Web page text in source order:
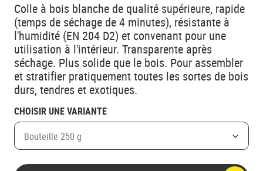
Colle à bois blanche de qualité supérieure, rapide
(temps de séchage de 4 minutes), résistante à
l'humidité (EN 204 D2) et convenant pour une
utilisation à l'intérieur. Transparente après
séchage. Plus solide que le bois. Pour assembler
et stratifier pratiquement toutes les sortes de bois
durs, tendres et exotiques.
CHOISIR UNE VARIANTE
Bouteille 250 g